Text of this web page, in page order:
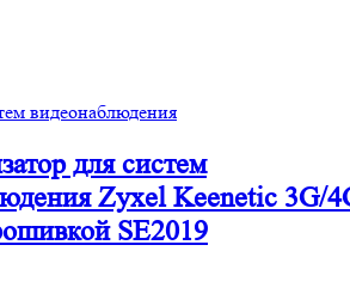
видеонаблюдения
для систем
Zyxel Keenetic 3G/
SE2019